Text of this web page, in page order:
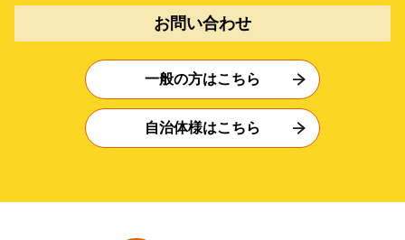
お問い合わせ
一般の方はこちら
自治体様はこちら